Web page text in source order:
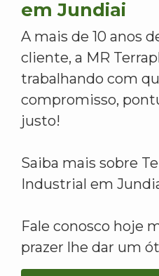
em Jundiai
A mais de 10 anos
cliente, a MR
trabalhando com
compromisso,
justo!
Saiba mais sobre
Industrial em
Fale conosco hoje
prazer lhe dar um